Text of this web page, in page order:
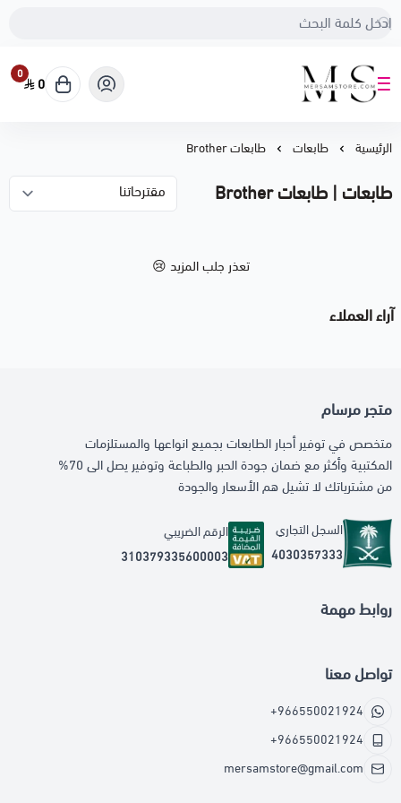
متجر مرسام
0
0
الرئيسية طابعات طابعات Brother
طابعات | طابعات Brother
تعذر جلب المزيد 😢
آراء العملاء
متجر مرسام
متخصص في توفير أحبار الطابعات بجميع انواعها والمستلزمات
المكتبية وأكثر مع ضمان جودة الحبر والطباعة وتوفير يصل الى 70%
من مشترياتك لا تشيل هم الأسعار والجودة
السجل التجاري
4030357333
الرقم الضريبي
310379335600003
روابط مهمة
تواصل معنا
+966550021924
+966550021924
mersamstore@gmail.com